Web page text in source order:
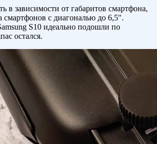
в зависимости от габаритов смартфона,
смартфонов с диагональю до 6,5".
S10 идеально подошли по
остался.